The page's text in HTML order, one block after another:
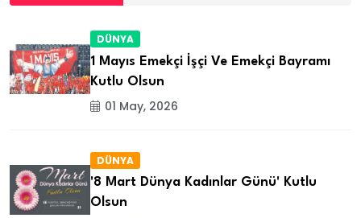
DÜNYA
1 Mayıs Emekçi İşçi Ve Emekçi Bayramı
Kutlu Olsun
01 May, 2026
DÜNYA
'8 Mart Dünya Kadınlar Günü' Kutlu
Olsun